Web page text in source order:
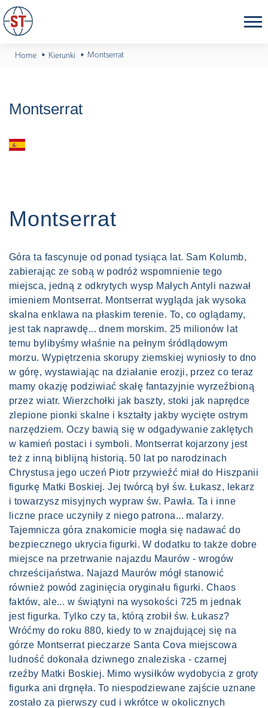
Home Kierunki Montserrat
Montserrat
Montserrat
Góra ta fascynuje od ponad tysiąca lat. Sam Kolumb,
zabierając ze sobą w podróż wspomnienie tego
miejsca, jedną z odkrytych wysp Małych Antyli nazwał
imieniem Montserrat. Montserrat wygląda jak wysoka
skalna enklawa na płaskim terenie. To, co oglądamy,
jest tak naprawdę... dnem morskim. 25 milionów lat
temu bylibyśmy właśnie na pełnym śródlądowym
morzu. Wypiętrzenia skorupy ziemskiej wyniosły to dno
w górę, wystawiając na działanie erozji, przez co teraz
mamy okazję podziwiać skałę fantazyjnie wyrzeźbioną
przez wiatr. Wierzchołki jak baszty, stoki jak naprędce
zlepione pionki skalne i kształty jakby wycięte ostrym
narzędziem. Oczy bawią się w odgadywanie zaklętych
w kamień postaci i symboli. Montserrat kojarzony jest
też z inną biblijną historią. 50 lat po narodzinach
Chrystusa jego uczeń Piotr przywieźć miał do Hiszpanii
figurkę Matki Boskiej. Jej twórcą był św. Łukasz, lekarz
i towarzysz misyjnych wypraw św. Pawła. Ta i inne
liczne prace uczyniły z niego patrona... malarzy.
Tajemnicza góra znakomicie mogła się nadawać do
bezpiecznego ukrycia figurki. W dodatku to także dobre
miejsce na przetrwanie najazdu Maurów - wrogów
chrześcijaństwa. Najazd Maurów mógł stanowić
również powód zaginięcia oryginału figurki. Chaos
faktów, ale... w świątyni na wysokości 725 m jednak
jest figurka. Tylko czy ta, którą zrobił św. Łukasz?
Wróćmy do roku 880, kiedy to w znajdującej się na
górze Montserrat pieczarze Santa Cova miejscowa
ludność dokonała dziwnego znaleziska - czarnej
rzeźby Matki Boskiej. Mimo wysiłków wydobycia z groty
figurka ani drgnęła. To niespodziewane zajście uznane
zostało za pierwszy cud i wkrótce w okolicznych